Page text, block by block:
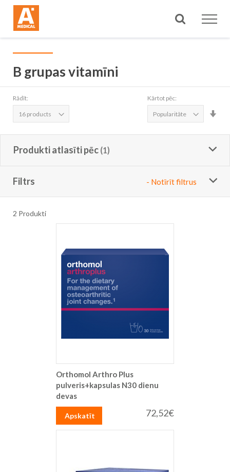
Meklēt
B grupas vitamīni
Rādīt: Kārtot pēc:
Produkti atlasīti pēc
Filtrs - Notīrīt filtrus
2 Produkti
Orthomol Arthro Plus
pulveris+kapsulas N30 dienu
devas
72,52€
Apskatīt